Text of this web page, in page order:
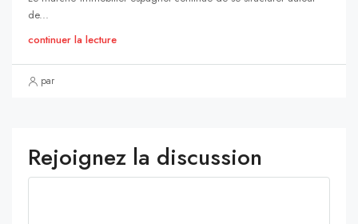
de...
continuer la lecture
par
Rejoignez la discussion